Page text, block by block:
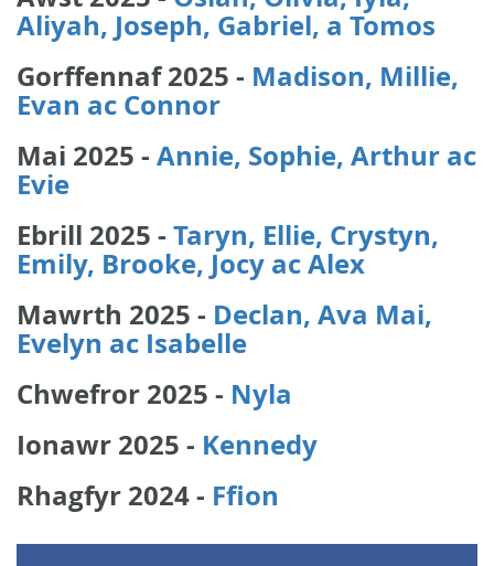
Aliyah, Joseph, Gabriel, a Tomos
Gorffennaf 2025 - Madison, Millie,
Evan ac Connor
Mai 2025 - Annie, Sophie, Arthur ac
Evie
Ebrill 2025 - Taryn, Ellie, Crystyn,
Emily, Brooke, Jocy ac Alex
Mawrth 2025 - Declan, Ava Mai,
Evelyn ac Isabelle
Chwefror 2025 - Nyla
Ionawr 2025 - Kennedy
Rhagfyr 2024 - Ffion